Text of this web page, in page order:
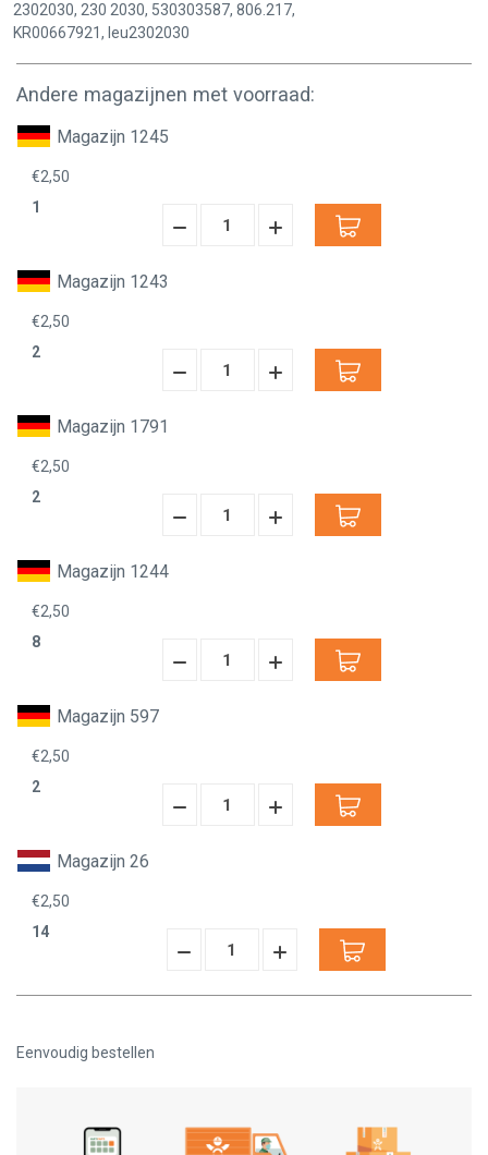
2302030, 230 2030, 530303587, 806.217,
KR00667921, leu2302030
Andere magazijnen met voorraad:
Magazijn 1245
€2,50
1
Hoeveelheid
Hoeveelheid
Magazijn 1243
€2,50
2
Hoeveelheid
Hoeveelheid
Magazijn 1791
€2,50
2
Hoeveelheid
Hoeveelheid
Magazijn 1244
€2,50
8
Hoeveelheid
Hoeveelheid
Magazijn 597
€2,50
2
Hoeveelheid
Hoeveelheid
Magazijn 26
€2,50
14
Hoeveelheid
Verminderen:
Hoeveelheid
verhogen:
Eenvoudig bestellen